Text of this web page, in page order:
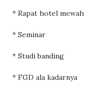
* Rapat hotel mewah
* Seminar
* Studi banding
* FGD ala kadarnya